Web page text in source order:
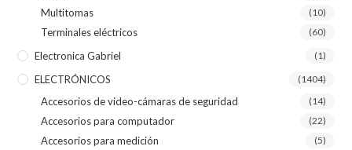
Multitomas (10)
Terminales eléctricos (60)
Electronica Gabriel (1)
ELECTRÓNICOS (1404)
Accesorios de video-cámaras de seguridad (14)
Accesorios para computador (22)
Accesorios para medición (5)